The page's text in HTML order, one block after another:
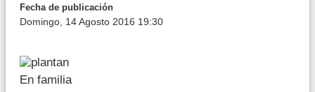
Fecha de publicación
Domingo, 14 Agosto 2016 19:30
En familia